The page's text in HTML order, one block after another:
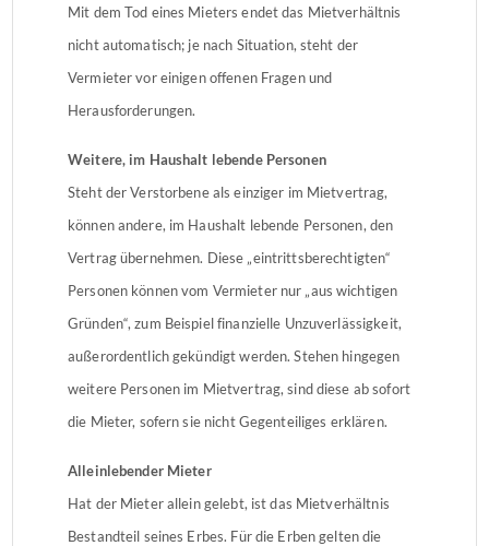
Mit dem Tod eines Mieters endet das Mietverhältnis
nicht automatisch; je nach Situation, steht der
Vermieter vor einigen offenen Fragen und
Herausforderungen.
Weitere, im Haushalt lebende Personen
Steht der Verstorbene als einziger im Mietvertrag,
können andere, im Haushalt lebende Personen, den
Vertrag übernehmen. Diese „eintrittsberechtigten“
Personen können vom Vermieter nur „aus wichtigen
Gründen“, zum Beispiel finanzielle Unzuverlässigkeit,
außerordentlich gekündigt werden. Stehen hingegen
weitere Personen im Mietvertrag, sind diese ab sofort
die Mieter, sofern sie nicht Gegenteiliges erklären.
Alleinlebender Mieter
Hat der Mieter allein gelebt, ist das Mietverhältnis
Bestandteil seines Erbes. Für die Erben gelten die